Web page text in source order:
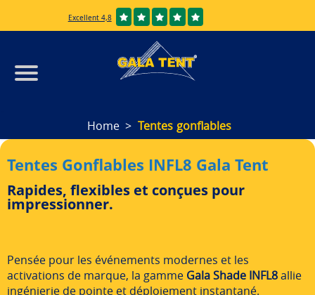
Excellent 4,8
Home Tentes gonflables
Tentes Gonflables INFL8 Gala Tent
Rapides, flexibles et conçues pour
impressionner.
Pensée pour les événements modernes et les
activations de marque, la gamme Gala Shade INFL8allie
ingénierie de pointe et déploiement instantané.